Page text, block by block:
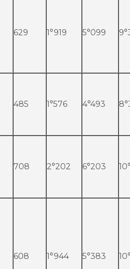
629 1°919 5°099
485 1°576 4°493
708 2°202 6°203
608 1°944 5°383